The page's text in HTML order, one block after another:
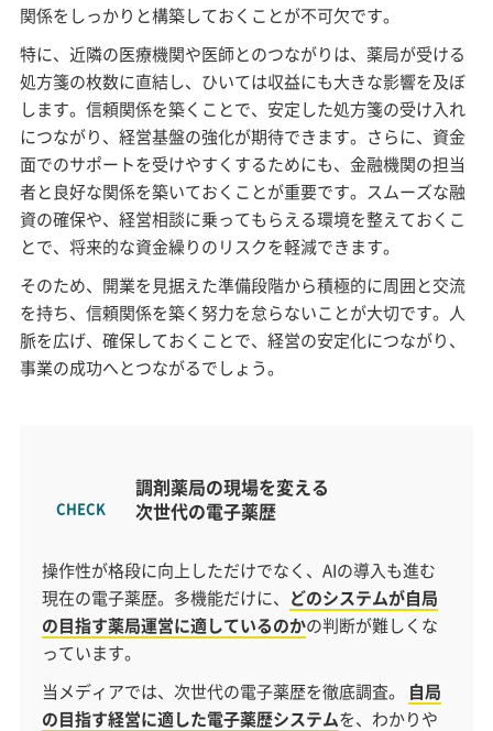
関係をしっかりと構築しておくことが不可欠です。
特に、近隣の医療機関や医師とのつながりは、薬局が受ける
処方箋の枚数に直結し、ひいては収益にも大きな影響を及ぼ
します。信頼関係を築くことで、安定した処方箋の受け入れ
につながり、経営基盤の強化が期待できます。さらに、資金
面でのサポートを受けやすくするためにも、金融機関の担当
者と良好な関係を築いておくことが重要です。スムーズな融
資の確保や、経営相談に乗ってもらえる環境を整えておくこ
とで、将来的な資金繰りのリスクを軽減できます。
そのため、開業を見据えた準備段階から積極的に周囲と交流
を持ち、信頼関係を築く努力を怠らないことが大切です。人
脈を広げ、確保しておくことで、経営の安定化につながり、
事業の成功へとつながるでしょう。
調剤薬局の現場を変える
次世代の電子薬歴
操作性が格段に向上しただけでなく、AIの導入も進む
現在の電子薬歴。多機能だけに、 どのシステムが自局
の目指す薬局運営に適しているのかの判断が難しくな
っています。
当メディアでは、次世代の電子薬歴を徹底調査。 自局
の目指す経営に適した電子薬歴システムを、わかりや